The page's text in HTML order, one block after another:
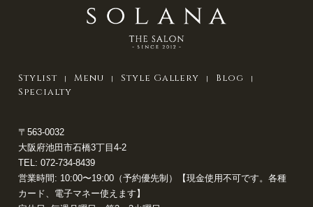
Stylist Menu Style Gallery
Blog
Specialty
〒563-0032
大阪府池田市石橋3丁目4-2
TEL: 072-734-8439
営業時間: 10:00〜19:00（予約優先制）【現金使用不可です。各種
カード、電子マネー使えます】